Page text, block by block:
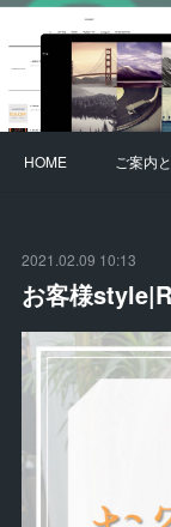
HOME ご案内
2021.02.09 10:13
お客様